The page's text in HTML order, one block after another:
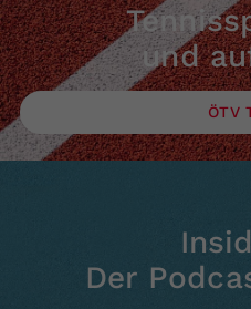
und
ÖTV
Der